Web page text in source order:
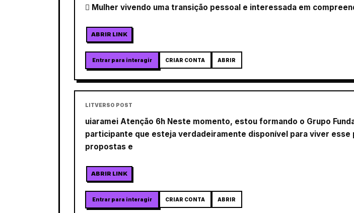
 Mulher vivendo uma transição pessoal e interessada em
ABRIR LINK
Entrar para interagir CRIAR CONTA ABRIR
LITVERSO POST
uiaramei Atenção 6h Neste momento, estou formando o Grupo
participante que esteja verdadeiramente disponível para viver
propostas e
ABRIR LINK
Entrar para interagir CRIAR CONTA ABRIR